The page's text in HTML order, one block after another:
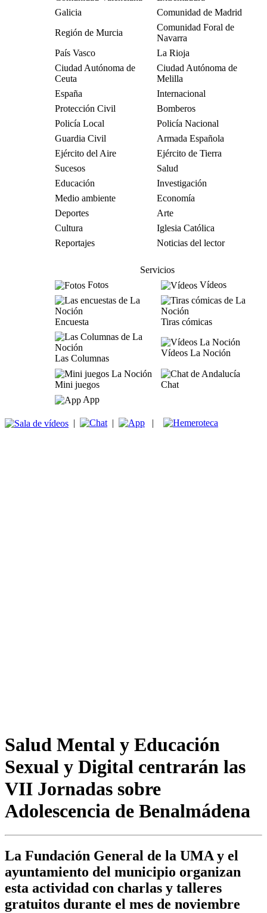
Galicia
Comunidad de Madrid
Región de Murcia
Comunidad Foral de
Navarra
País Vasco
La Rioja
Ciudad Autónoma de
Ceuta
Ciudad Autónoma de
Melilla
España
Internacional
Protección Civil
Bomberos
Policía Local
Policía Nacional
Guardia Civil
Armada Española
Ejército del Aire
Ejército de Tierra
Sucesos
Salud
Educación
Investigación
Medio ambiente
Economía
Deportes
Arte
Cultura
Iglesia Católica
Reportajes
Noticias del lector
Servicios
Fotos
Vídeos
Encuesta Tiras cómicas
Las Columnas
Vídeos La Noción
Mini juegos
Chat
App
| | |
Salud Mental y Educación
Sexual y Digital centrarán las
VII Jornadas sobre
Adolescencia de Benalmádena
La Fundación General de la UMA y el
ayuntamiento del municipio organizan
esta actividad con charlas y talleres
gratuitos durante el mes de noviembre